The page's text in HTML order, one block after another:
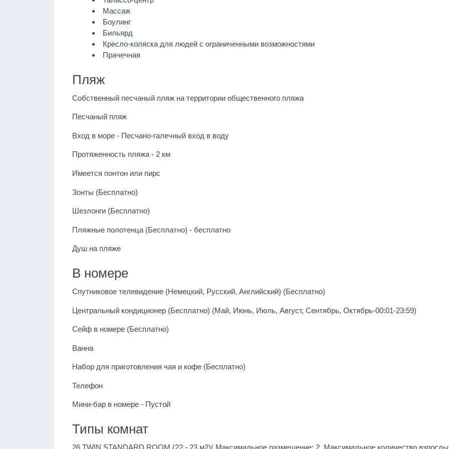
Массаж
Боулинг
Бильярд
Кресло-коляска для людей с ограниченными возможностями
Прачечная
Пляж
Собственный песчаный пляж на территории общественного пляжа
Песчаный пляж
Вход в море - Песчано-галечный вход в воду
Протяженность пляжа - 2 км
Имеется понтон или пирс
Зонты (Бесплатно)
Шезлонги (Бесплатно)
Пляжные полотенца (Бесплатно) - бесплатно
Душ на пляже
В номере
Спутниковое телевидение (Немецкий, Русский, Английский) (Бесплатно)
Центральный кондиционер (Бесплатно) (Май, Июнь, Июль, Август, Сентябрь, Октябрь-00:01-23:59)
Сейф в номере (Бесплатно)
Ванна
Набор для приготовления чая и кофе (Бесплатно)
Телефон
Мини-бар в номере - Пустой
Типы комнат